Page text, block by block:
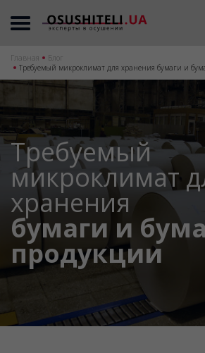
Главная
Блог
Требуемый микроклимат для хранения бумаги и
Требуемый
микроклимат
хранения
бумаги и
продукции